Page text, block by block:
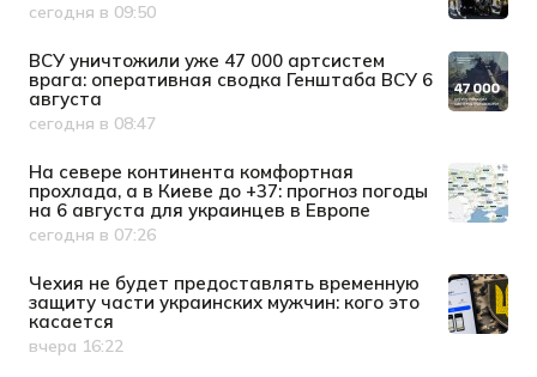
Дата публикации
сегодня в 09:50
ВСУ уничтожили уже 47 000 артсистем
врага: оперативная сводка Генштаба ВСУ 6
августа
Дата публикации
сегодня в 08:47
На севере континента комфортная
прохлада, а в Киеве до +37: прогноз погоды
на 6 августа для украинцев в Европе
Дата публикации
сегодня в 07:26
Чехия не будет предоставлять временную
защиту части украинских мужчин: кого это
касается
Дата публикации
вчера 16:22